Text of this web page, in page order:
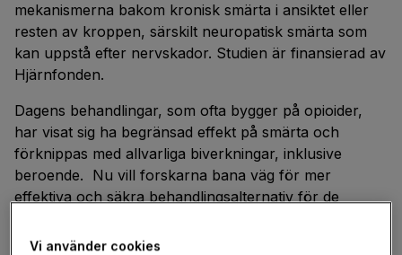
mekanismerna bakom kronisk smärta i ansiktet eller
resten av kroppen, särskilt neuropatisk smärta som
kan uppstå efter nervskador. Studien är finansierad av
Hjärnfonden.
Dagens behandlingar, som ofta bygger på opioider,
har visat sig ha begränsad effekt på smärta och
förknippas med allvarliga biverkningar, inklusive
beroende. Nu vill forskarna bana väg för mer
effektiva och säkra behandlingsalternativ för de
globalt.
Vi använder cookies